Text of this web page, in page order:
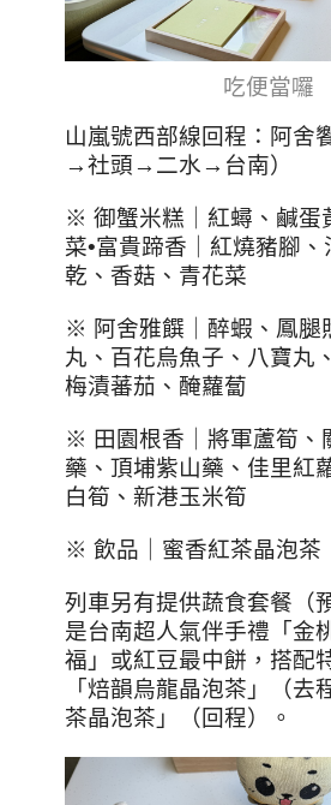
吃便當囉
山嵐號西部線回程：阿舍
→社頭→二水→台南）
※ 御蟹米糕｜紅蟳、鹹蛋
菜•富貴蹄香｜紅燒豬腳
乾、香菇、青花菜
※ 阿舍雅饌｜醉蝦、鳳腿
丸、百花烏魚子、八寶丸
梅漬蕃茄、醃蘿蔔
※ 田園根香｜將軍蘆筍、
藥、頂埔紫山藥、佳里紅
白筍、新港玉米筍
※ 飲品｜蜜香紅茶晶泡茶
列車另有提供蔬食套餐（
是台南超人氣伴手禮「金
福」或紅豆最中餅，搭配
「焙韻烏龍晶泡茶」（去
茶晶泡茶」（回程）。